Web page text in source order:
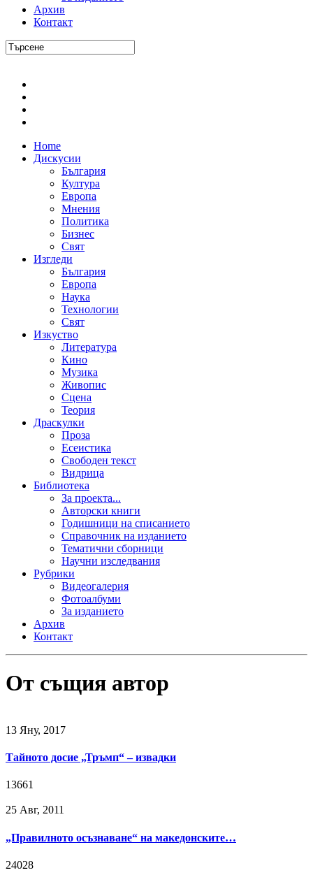
Архив
Контакт
Home
Дискусии
България
Култура
Европа
Мнения
Политика
Бизнес
Свят
Изгледи
България
Европа
Наука
Технологии
Свят
Изкуство
Литература
Кино
Музика
Живопис
Сцена
Теория
Драскулки
Проза
Есеистика
Свободен текст
Видрица
Библиотека
За проекта...
Авторски книги
Годишници на списанието
Справочник на изданието
Тематични сборници
Научни изследвания
Рубрики
Видеогалерия
Фотоалбуми
За изданието
Архив
Контакт
От същия автор
13 Яну, 2017
Тайното досие „Тръмп“ – извадки
13661
25 Авг, 2011
„Правилното осъзнаване“ на македонските…
24028